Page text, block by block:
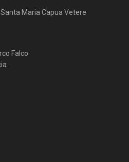
Maria Capua Vetere
Falco